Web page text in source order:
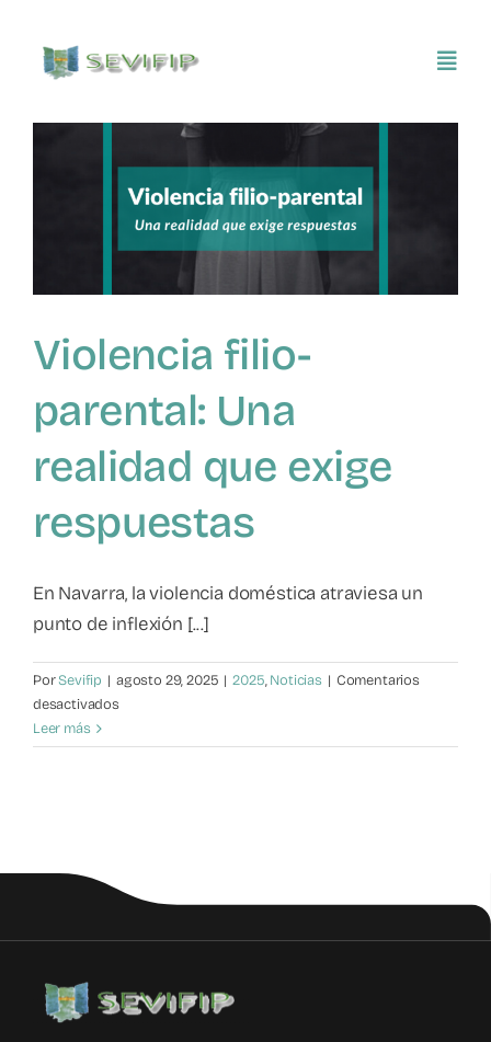
contenido
Asociarse
SEVIFIP CONECTA
Mapa de recursos
Observatorio VFP
Violencia filio-
parental: Una
realidad que exige
respuestas
En Navarra, la violencia doméstica atraviesa un
punto de inflexión [...]
PorSevifip | agosto 29, 2025 | 2025,Noticias | Comentarios
desactivadosen
filio-
respuestas
Leer más